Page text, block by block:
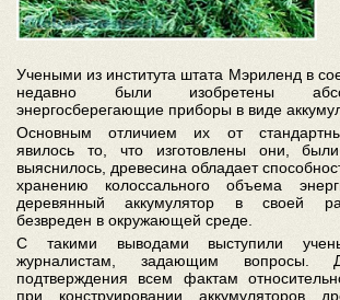
Учеными из института штата Мэриленд в
недавно были изобретены
энергосберегающие приборы в виде
Основным отличием их от
явилось то, что изготовлены они,
выяснилось, древесина обладает
хранению колоссального объема
деревянный аккумулятор в своей
безвреден в окружающей среде.
С такими выводами выступили
журналистам, задающим вопросы.
подтверждения всем фактам
при конструировании аккумуляторов